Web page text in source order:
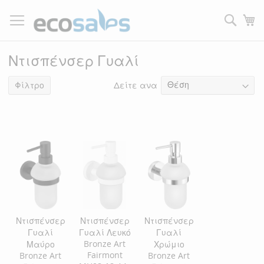
στο
περιεχόμενο
Ντισπένσερ Γυαλί
είδη Δείτε ανα
Ντισπένσερ
Γυαλί
Μαύρο
Bronze Art
Ντισπένσερ
Γυαλί Λευκό
Bronze Art
Fairmont
Ντισπένσερ
Γυαλί
Χρώμιο
Bronze Art
Φίλτρο